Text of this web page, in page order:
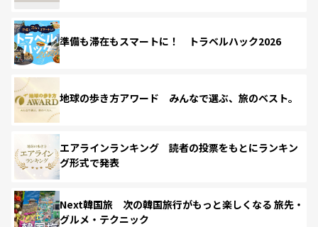
準備も滞在もスマートに！ トラベルハック2026
地球の歩き方アワード みんなで選ぶ、旅のベスト。
エアラインランキング 読者の投票をもとにランキン
グ形式で発表
Next韓国旅 次の韓国旅行がもっと楽しくなる 旅先・
グルメ・テクニック